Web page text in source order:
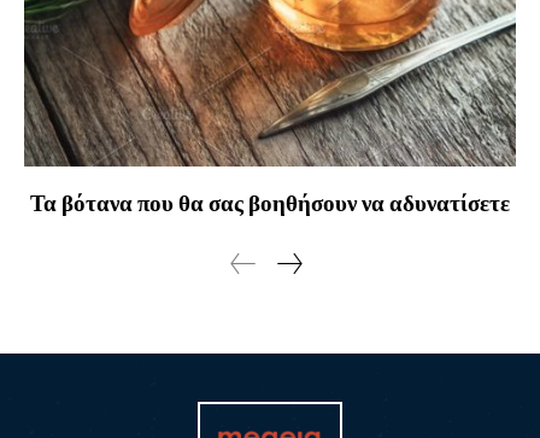
Τα βότανα που θα σας βοηθήσουν να αδυνατίσετε